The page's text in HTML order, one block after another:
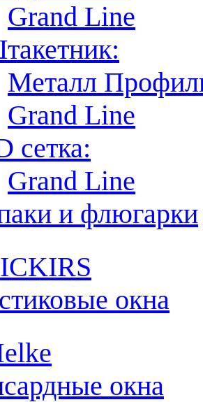
Grand Line
Металл
Grand Line
сетка:
Grand Line
и флюгарки
окна
окна